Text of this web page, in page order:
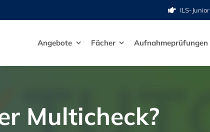
ILS-Junior
Angebote Fächer Aufnahmeprüfungen
Multicheck?